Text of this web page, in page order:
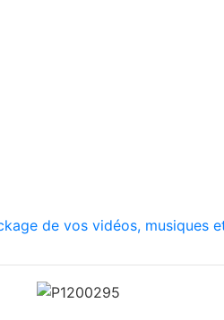
de vos vidéos, musiques